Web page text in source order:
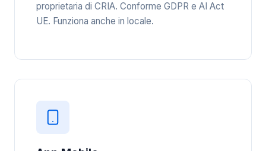
proprietaria di CRIA. Conforme GDPR e AI Act
UE. Funziona anche in locale.